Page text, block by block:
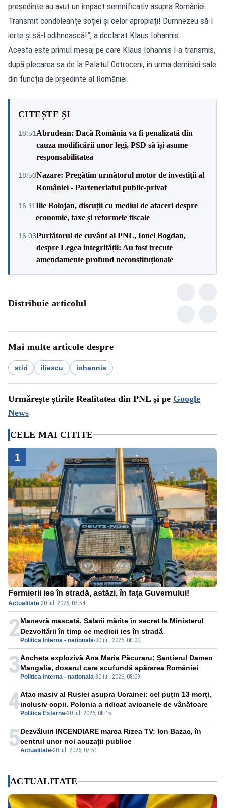
președinte au avut un impact semnificativ asupra României.
Transmit condoleanțe soției și celor apropiați! Dumnezeu să-l
ierte și să-l odihnească!”, a declarat Klaus Iohannis.
Acesta este primul mesaj pe care Klaus Iohannis l-a transmis,
după plecarea sa de la Palatul Cotroceni, în urma demisiei sale
din funcția de prședinte al României.
CITEȘTE ȘI
18:51 Abrudean: Dacă România va fi penalizată din
cauza modificării unor legi, PSD să își asume
responsabilitatea
18:50Nazare: Pregătim următorul motor de investiții al
României - Parteneriatul public-privat
16:11Ilie Bolojan, discuții cu mediul de afaceri despre
economie, taxe și reformele fiscale
16:03Purtătorul de cuvânt al PNL, Ionel Bogdan,
despre Legea integrității: Au fost trecute
amendamente profund neconstituționale
Distribuie articolul
Mai multe articole despre
stiri iliescu iohannis
Urmărește știrile Realitatea din PNL și pe Google
News
CELE MAI CITITE
1
Fermierii ies în stradă, astăzi, în fața Guvernului!
Actualitate·30 iul. 2026, 07:54
2 Politica Interna - nationala-30 iul. 2026, 08:00
Manevră mascată. Salarii mărite în secret la Ministerul
Dezvoltării în timp ce medicii ies în stradă
3 Politica Interna - nationala-30 iul. 2026, 08:09
Ancheta explozivă Ana Maria Păcuraru: Șantierul Damen
Mangalia, dosarul care scufundă apărarea României
4 Politica Externa-30 iul. 2026, 08:15
Atac masiv al Rusiei asupra Ucrainei: cel puțin 13 morți,
inclusiv copii. Polonia a ridicat avioanele de vânătoare
5Actualitate-30 iul. 2026, 07:51
Dezvăluiri INCENDIARE marca Rizea TV: Ion Bazac, în
centrul unor noi acuzații publice
ACTUALITATE